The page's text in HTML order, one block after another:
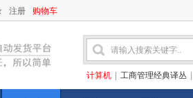
注册 购物车
计算机 工商管理经典译丛